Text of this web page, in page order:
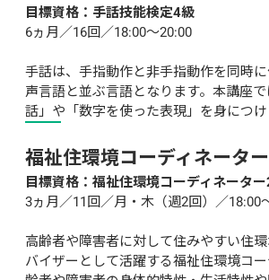
目標資格：手話技能検定4級
6ヵ月／16回／18:00～20:00
手話は、手指動作と非手指動作を同時
声言語と並ぶ言語となります。本講座
話」や「数字を使った表現」を身につけ
福祉住環境コーディネータ
目標資格：福祉住環境コーディネータ
3ヵ月／11回／月・木（週2回）／18:00
高齢者や障害者に対して住みやすい住
バイザーとして活躍する福祉住環境コ